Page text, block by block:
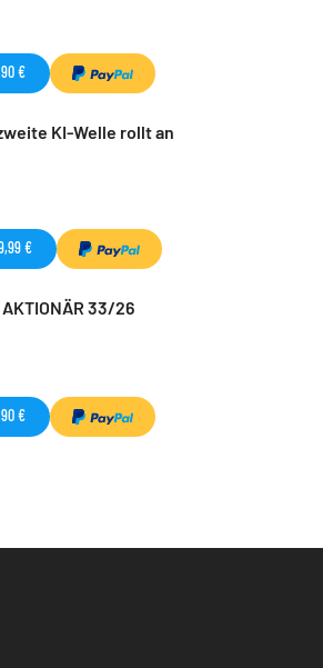
€
KI-Welle rollt an
€
AKTIONÄR 33/26
€